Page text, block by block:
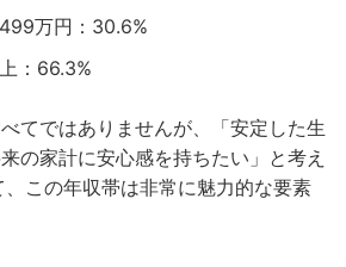
万円：30.6%
：66.3%
てではありませんが、「安定した生
の家計に安心感を持ちたい」と考え
この年収帯は非常に魅力的な要素